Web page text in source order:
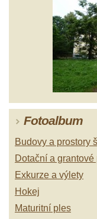
Fotoalbum
Budovy a prostory
Dotační a grantové
Exkurze a výlety
Hokej
Maturitní ples